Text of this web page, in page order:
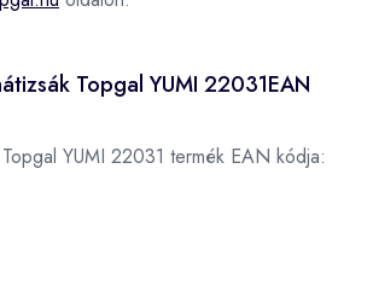
Topgal YUMI 22031EAN
YUMI 22031 termék EAN kódja: